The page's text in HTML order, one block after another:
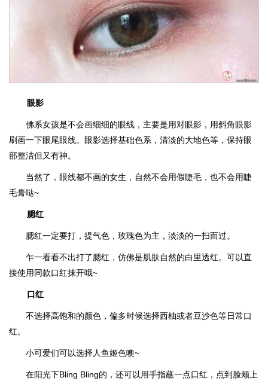
眼影
佛系女孩是不会画细细的眼线，主要是用对眼影，用斜角眼影
刷画一下眼尾眼线。眼影选择基础色系，清淡的大地色等，保持眼
部整洁但又有神。
当然了，眼线都不画的女生，自然不会用假睫毛，也不会用睫
毛膏哒~
腮红
腮红一定要打，提气色，玫瑰色为主，淡淡的一扫而过。
乍一看看不出打了腮红，仿佛是肌肤自然的白里透红。可以直
接使用同款口红抹开哦~
口红
不选择高饱和的颜色，偏多时候选择西柚或者豆沙色等日常口
红。
小可爱们可以选择人鱼姬色噢~
在阳光下Bling Bling的，还可以用手指蘸一点口红，点到脸颊上